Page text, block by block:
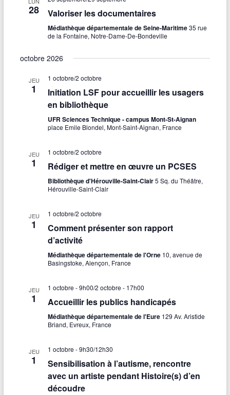
28 Valoriser les documentaires
Médiathèque départementale de Seine-Maritime35 rue
de la Fontaine, Notre-Dame-De-Bondeville
octobre 2026
JEU
1
1 octobre/2 octobre
Initiation LSF pour accueillir les usagers
en bibliothèque
UFR Sciences Technique - campus Mont-St-Aignan
place Emile Blondel, Mont-Saint-Aignan, France
JEU
1
1 octobre/2 octobre
Rédiger et mettre en œuvre un PCSES
Bibliothèque d'Hérouville-Saint-Clair5 Sq. du Théâtre,
Hérouville-Saint-Clair
JEU
1
1 octobre/2 octobre
Comment présenter son rapport
d’activité
Médiathèque départementale de l'Orne 10, avenue de
Basingstoke, Alençon, France
JEU
1
1 octobre - 9h00/2 octobre - 17h00
Accueillir les publics handicapés
Médiathèque départementale de l'Eure 129 Av. Aristide
Briand, Evreux, France
JEU
1
1 octobre - 9h30/12h30
Sensibilisation à l’autisme, rencontre
avec un artiste pendant Histoire(s) d’en
découdre